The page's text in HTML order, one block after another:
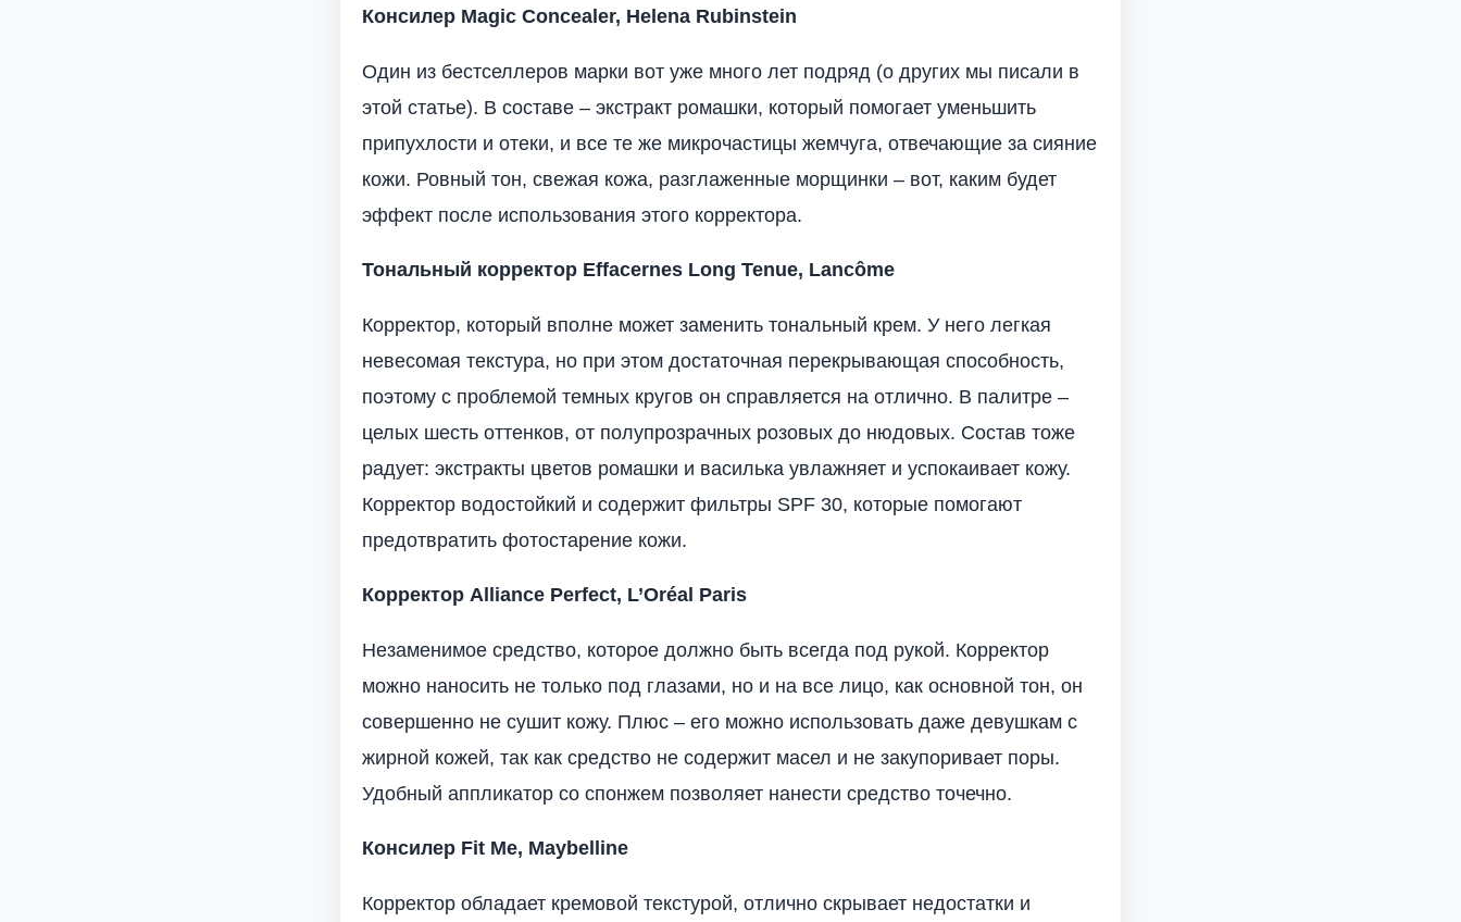
Консилер Magic Concealer, Helena Rubinstein
Один из бестселлеров марки вот уже много лет подряд (о других мы писали в
этой статье). В составе – экстракт ромашки, который помогает уменьшить
припухлости и отеки, и все те же микрочастицы жемчуга, отвечающие за сияние
кожи. Ровный тон, свежая кожа, разглаженные морщинки – вот, каким будет
эффект после использования этого корректора.
Тональный корректор Effacernes Long Tenue, Lancôme
Корректор, который вполне может заменить тональный крем. У него легкая
невесомая текстура, но при этом достаточная перекрывающая способность,
поэтому с проблемой темных кругов он справляется на отлично. В палитре –
целых шесть оттенков, от полупрозрачных розовых до нюдовых. Состав тоже
радует: экстракты цветов ромашки и василька увлажняет и успокаивает кожу.
Корректор водостойкий и содержит фильтры SPF 30, которые помогают
предотвратить фотостарение кожи.
Корректор Alliance Perfect, L’Oréal Paris
Незаменимое средство, которое должно быть всегда под рукой. Корректор
можно наносить не только под глазами, но и на все лицо, как основной тон, он
совершенно не сушит кожу. Плюс – его можно использовать даже девушкам с
жирной кожей, так как средство не содержит масел и не закупоривает поры.
Удобный аппликатор со спонжем позволяет нанести средство точечно.
Консилер Fit Me, Maybelline
Корректор обладает кремовой текстурой, отлично скрывает недостатки и